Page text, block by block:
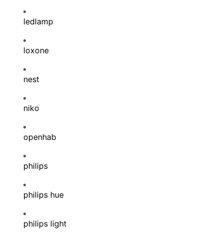
ledlamp
loxone
nest
niko
openhab
philips
philips hue
philips light